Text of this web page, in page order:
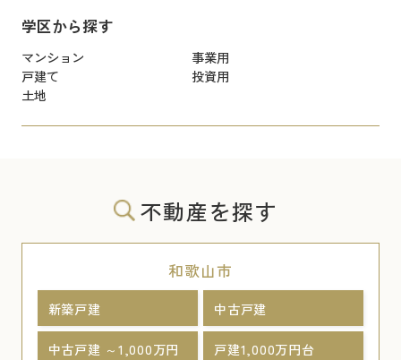
学区から探す
マンション
事業用
戸建て
投資用
土地
不動産を探す
和歌山市
新築戸建 中古戸建
中古戸建 ～1,000万円 戸建1,000万円台